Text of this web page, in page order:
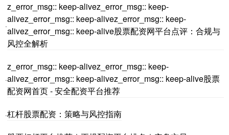
·
z_error_msg:: keep-alivez_error_msg:: keep-
alivez_error_msg:: keep-alivez_error_msg:: keep-
alivez_error_msg:: keep-alive股票配资网平台点评：合规与
风控全解析
·
z_error_msg:: keep-alivez_error_msg:: keep-
alivez_error_msg:: keep-alivez_error_msg:: keep-alive股票
配资网首页 - 安全配资平台推荐
·杠杆股票配资：策略与风控指南